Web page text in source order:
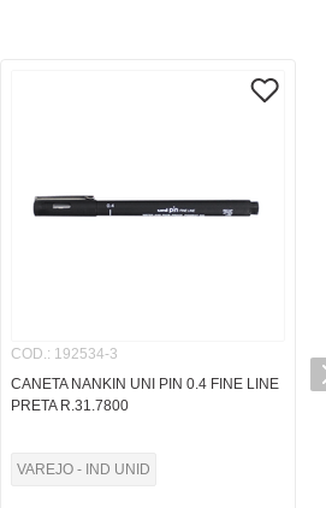
COD.: 192534-3
CANETA NANKIN UNI PIN 0.4 FINE LINE
PRETA R.31.7800
VAREJO - IND UNID